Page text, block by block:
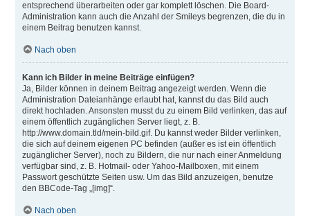
entsprechend überarbeiten oder gar komplett löschen. Die Board-
Administration kann auch die Anzahl der Smileys begrenzen, die du in
einem Beitrag benutzen kannst.
Nach oben
Kann ich Bilder in meine Beiträge einfügen?
Ja, Bilder können in deinem Beitrag angezeigt werden. Wenn die
Administration Dateianhänge erlaubt hat, kannst du das Bild auch
direkt hochladen. Ansonsten musst du zu einem Bild verlinken, das auf
einem öffentlich zugänglichen Server liegt, z. B.
http://www.domain.tld/mein-bild.gif. Du kannst weder Bilder verlinken,
die sich auf deinem eigenen PC befinden (außer es ist ein öffentlich
zugänglicher Server), noch zu Bildern, die nur nach einer Anmeldung
verfügbar sind, z. B. Hotmail- oder Yahoo-Mailboxen, mit einem
Passwort geschützte Seiten usw. Um das Bild anzuzeigen, benutze
den BBCode-Tag „[img]“.
Nach oben